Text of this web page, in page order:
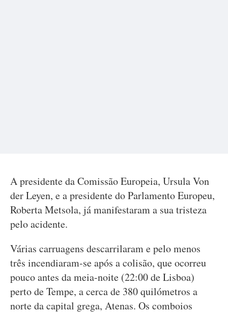
A presidente da Comissão Europeia, Ursula Von
der Leyen, e a presidente do Parlamento Europeu,
Roberta Metsola, já manifestaram a sua tristeza
pelo acidente.
Várias carruagens descarrilaram e pelo menos
três incendiaram-se após a colisão, que ocorreu
pouco antes da meia-noite (22:00 de Lisboa)
perto de Tempe, a cerca de 380 quilómetros a
norte da capital grega, Atenas. Os comboios